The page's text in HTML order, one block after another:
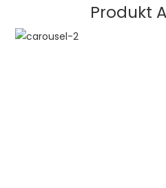
Produkt